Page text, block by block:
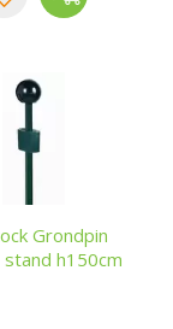
Grondpin
stand h150cm